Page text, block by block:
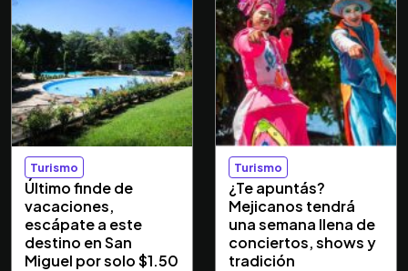
Turismo
Último finde de
vacaciones,
escápate a este
destino en San
Miguel por solo $1.50
Turismo
¿Te apuntás?
Mejicanos tendrá
una semana llena de
conciertos, shows y
tradición